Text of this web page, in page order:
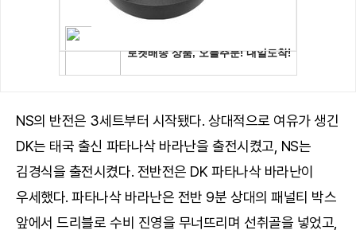
NS의 반전은 3세트부터 시작됐다. 상대적으로 여유가 생긴
DK는 태국 출신 파타나삭 바라난을 출전시켰고, NS는
김경식을 출전시켰다. 전반전은 DK 파타나삭 바라난이
우세했다. 파타나삭 바라난은 전반 9분 상대의 패널티 박스
앞에서 드리블로 수비 진영을 무너뜨리며 선취골을 넣었고,